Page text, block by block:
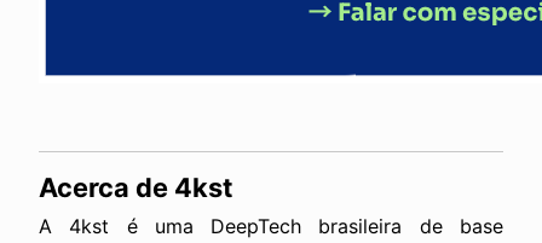
Acerca de 4kst
A 4kst é uma DeepTech brasileira de base